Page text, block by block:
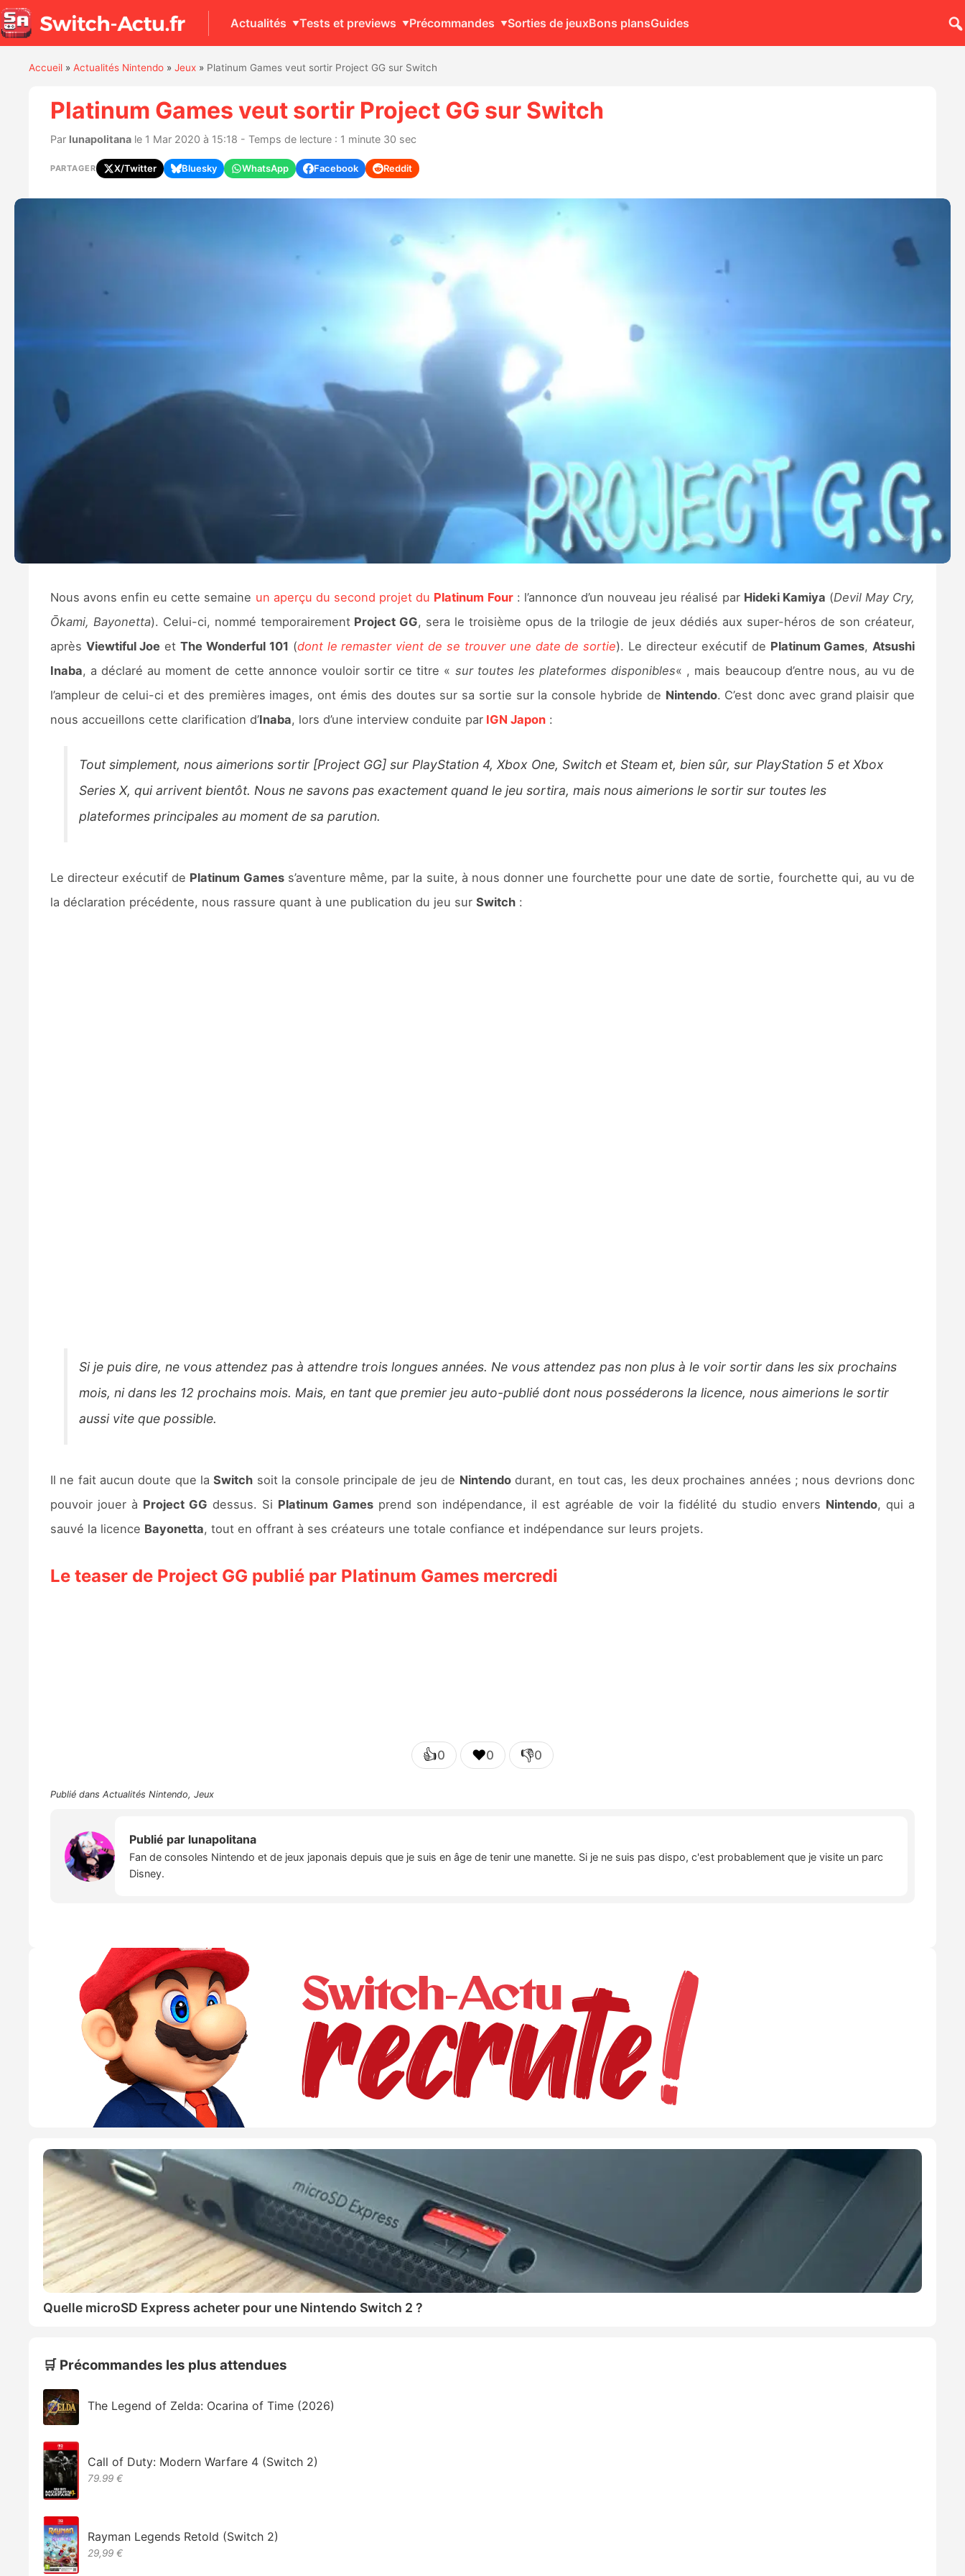
Actualités Tests et previews Précommandes Sorties de jeuxBons plansGuides
Accueil» Actualités Nintendo» Jeux» Platinum Games veut sortir Project GG sur Switch
Platinum Games veut sortir Project GG sur Switch
Par lunapolitanale 1 Mar 2020 à 15:18 - Temps de lecture : 1 minute 30 sec
PARTAGER X/Twitter Bluesky WhatsApp Facebook Reddit
Nous avons enfin eu cette semaine un aperçu du second projet du Platinum Four: l’annonce d’un nouveau jeu réalisé par Hideki Kamiya (Devil May Cry,
Ōkami, Bayonetta). Celui-ci, nommé temporairementProject GG, sera le troisième opus de la trilogie de jeux dédiés aux super-héros de son créateur,
après Viewtiful Joe etThe Wonderful 101 (dont le remaster vient de se trouver une date de sortie). Le directeur exécutif de Platinum Games,Atsushi
Inaba, a déclaré au moment de cette annonce vouloir sortir ce titre « sur toutes les plateformes disponibles« , mais beaucoup d’entre nous, au vu de
l’ampleur de celui-ci et des premières images, ont émis des doutes sur sa sortie sur la console hybride de Nintendo. C’est donc avec grand plaisir que
nous accueillons cette clarification d’Inaba, lors d’une interview conduite parIGN Japon:
Tout simplement, nous aimerions sortir [Project GG] sur PlayStation 4, Xbox One, Switch et Steam et, bien sûr, sur PlayStation 5 et Xbox
Series X, qui arrivent bientôt. Nous ne savons pas exactement quand le jeu sortira, mais nous aimerions le sortir sur toutes les
plateformes principales au moment de sa parution.
Le directeur exécutif de Platinum Gamess’aventure même, par la suite, à nous donner une fourchette pour une date de sortie, fourchette qui, au vu de
la déclaration précédente, nous rassure quant à une publication du jeu sur Switch:
Si je puis dire, ne vous attendez pas à attendre trois longues années. Ne vous attendez pas non plus à le voir sortir dans les six prochains
mois, ni dans les 12 prochains mois. Mais, en tant que premier jeu auto-publié dont nous posséderons la licence, nous aimerions le sortir
aussi vite que possible.
Il ne fait aucun doute que laSwitch soit la console principale de jeu de Nintendodurant, en tout cas, les deux prochaines années ; nous devrions donc
pouvoir jouer à Project GG dessus. Si Platinum Gamesprend son indépendance, il est agréable de voir la fidélité du studio envers Nintendo, qui a
sauvé la licence Bayonetta, tout en offrant à ses créateurs une totale confiance et indépendance sur leurs projets.
Le teaser de Project GG publié par Platinum Games mercredi
👍0 ❤️0 👎0
Publié dans Actualités Nintendo, Jeux
Publié par lunapolitana
Fan de consoles Nintendo et de jeux japonais depuis que je suis en âge de tenir une manette. Si je ne suis pas dispo, c'est probablement que je visite un parc
Disney.
Quelle microSD Express acheter pour une Nintendo Switch 2 ?
🛒 Précommandes les plus attendues
The Legend of Zelda: Ocarina of Time (2026)
Call of Duty: Modern Warfare 4 (Switch 2)
79.99 €
Rayman Legends Retold (Switch 2)
29,99 €